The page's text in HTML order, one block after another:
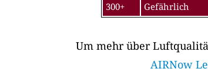
300+
Gefährlich
Um mehr über
AIRNow